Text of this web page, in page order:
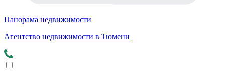
Панорама недвижимости
Агентство недвижимости в Тюмени